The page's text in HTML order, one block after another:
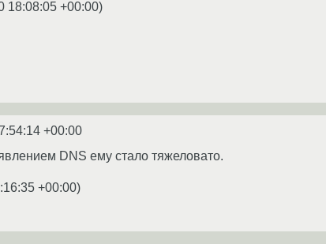
18:08:05 +00:00)
+00:00
DNS ему стало тяжеловато.
+00:00)